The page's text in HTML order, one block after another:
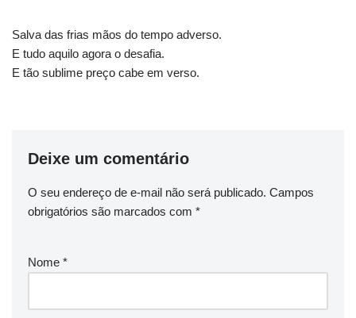
Salva das frias mãos do tempo adverso.
E tudo aquilo agora o desafia.
E tão sublime preço cabe em verso.
Deixe um comentário
O seu endereço de e-mail não será publicado. Campos
obrigatórios são marcados com *
Nome *